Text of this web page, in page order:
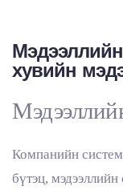
хувийн
Компанийн
бүтэц,